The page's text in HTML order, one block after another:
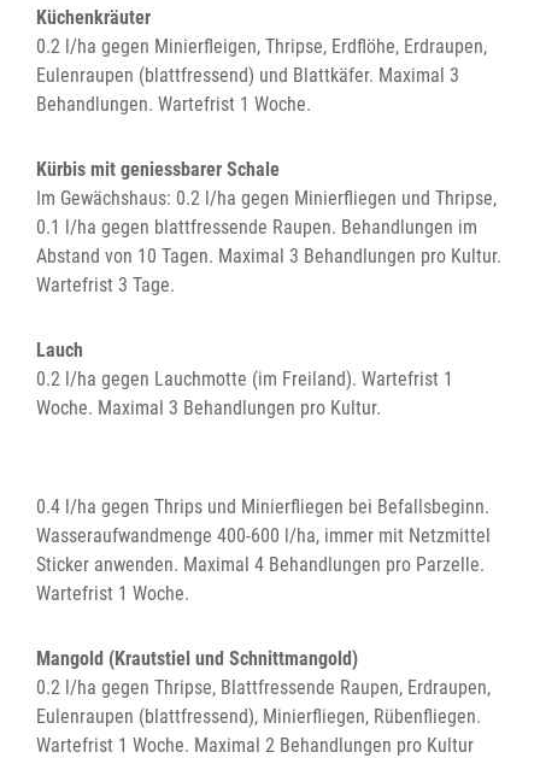
Küchenkräuter
0.2 l/ha gegen Minierfleigen, Thripse, Erdflöhe, Erdraupen,
Eulenraupen (blattfressend) und Blattkäfer. Maximal 3
Behandlungen. Wartefrist 1 Woche.
Kürbis mit geniessbarer Schale
Im Gewächshaus: 0.2 l/ha gegen Minierfliegen und Thripse,
0.1 l/ha gegen blattfressende Raupen. Behandlungen im
Abstand von 10 Tagen. Maximal 3 Behandlungen pro Kultur.
Wartefrist 3 Tage.
Lauch
0.2 l/ha gegen Lauchmotte (im Freiland). Wartefrist 1
Woche. Maximal 3 Behandlungen pro Kultur.
0.4 l/ha gegen Thrips und Minierfliegen bei Befallsbeginn.
Wasseraufwandmenge 400-600 l/ha, immer mit Netzmittel
Sticker anwenden. Maximal 4 Behandlungen pro Parzelle.
Wartefrist 1 Woche.
Mangold (Krautstiel und Schnittmangold)
0.2 l/ha gegen Thripse, Blattfressende Raupen, Erdraupen,
Eulenraupen (blattfressend), Minierfliegen, Rübenfliegen.
Wartefrist 1 Woche. Maximal 2 Behandlungen pro Kultur